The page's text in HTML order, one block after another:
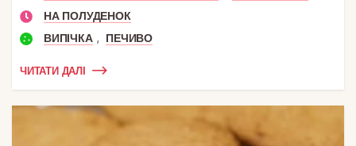
НА ПОЛУДЕНОК
ВИПІЧКА , ПЕЧИВО
ЧИТАТИ ДАЛІ